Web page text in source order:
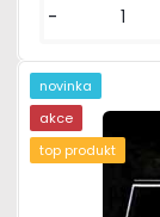
-
novinka
akce
top produkt